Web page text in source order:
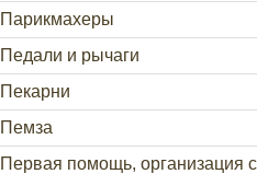
Парикмахеры
Педали и рычаги
Пекарни
Пемза
Первая помощь, организация